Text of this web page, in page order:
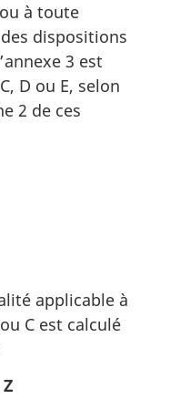
à toute
dispositions
3 est
D ou E, selon
2 de ces
applicable à
C est calculé